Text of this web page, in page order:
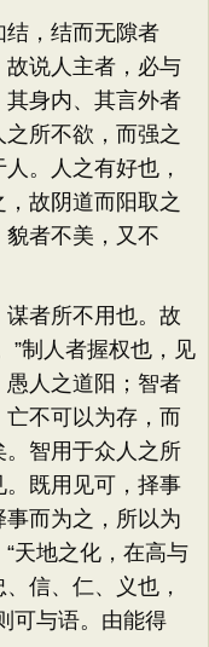
，结而无隙者
说人主者，必与
其身内、其言外者
所不欲，而强之
。人之有好也，
故阴道而阳取之
者不美，又不
者所不用也。故
”制人者握权也，见
人之道阳；智者
不可以为存，而
智用于众人之所
既用见可，择事
而为之，所以为
天地之化，在高与
信、仁、义也，
可与语。由能得